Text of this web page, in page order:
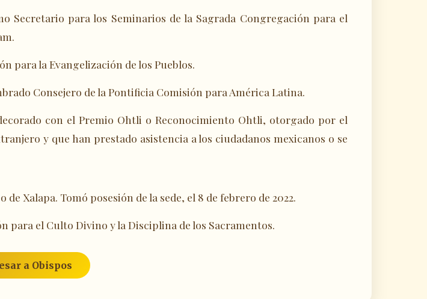
Secretario para los Seminarios de la Sagrada Congregación para el
para la Evangelización de los Pueblos.
Consejero de la Pontificia Comisión para América Latina.
con el Premio Ohtli o Reconocimiento Ohtli, otorgado por el
y que han prestado asistencia a los ciudadanos mexicanos o se
Xalapa. Tomó posesión de la sede, el 8 de febrero de 2022.
para el Culto Divino y la Disciplina de los Sacramentos.
a Obispos